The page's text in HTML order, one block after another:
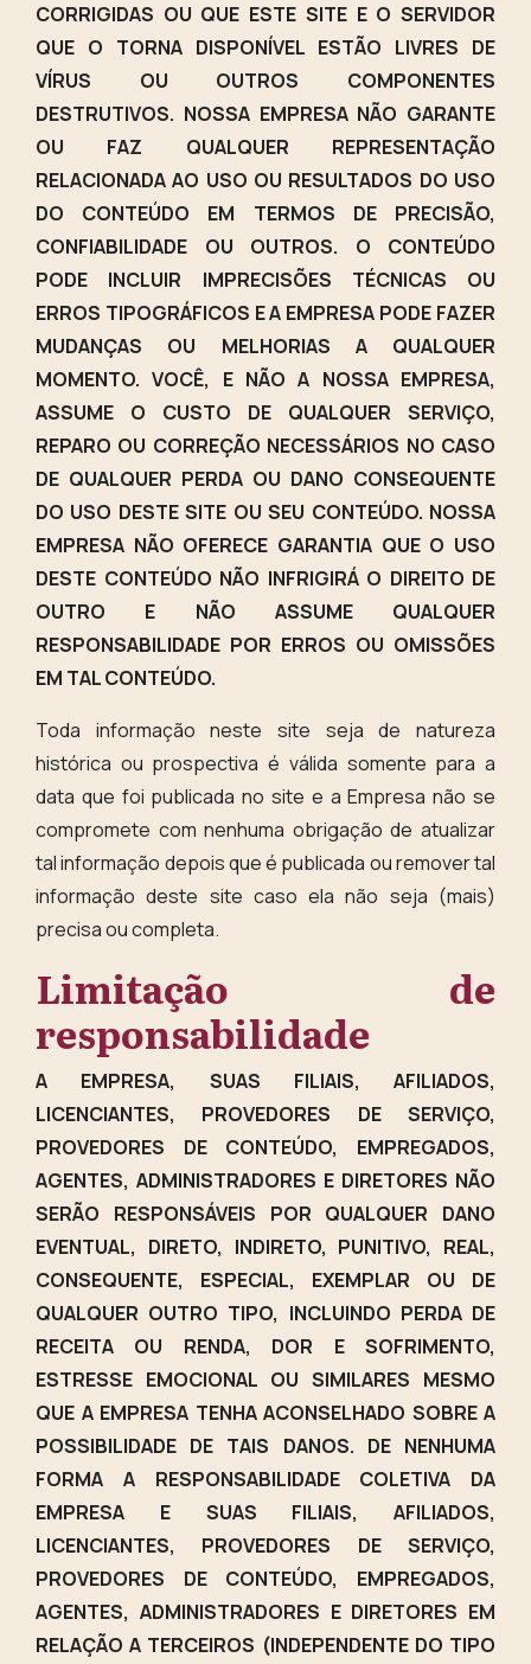
CORRIGIDAS OU QUE ESTE SITE E O SERVIDOR
QUE O TORNA DISPONÍVEL ESTÃO LIVRES DE
VÍRUS OU OUTROS COMPONENTES
DESTRUTIVOS. NOSSA EMPRESA NÃO GARANTE
OU FAZ QUALQUER REPRESENTAÇÃO
RELACIONADA AO USO OU RESULTADOS DO USO
DO CONTEÚDO EM TERMOS DE PRECISÃO,
CONFIABILIDADE OU OUTROS. O CONTEÚDO
PODE INCLUIR IMPRECISÕES TÉCNICAS OU
ERROS TIPOGRÁFICOS E A EMPRESA PODE FAZER
MUDANÇAS OU MELHORIAS A QUALQUER
MOMENTO. VOCÊ, E NÃO A NOSSA EMPRESA,
ASSUME O CUSTO DE QUALQUER SERVIÇO,
REPARO OU CORREÇÃO NECESSÁRIOS NO CASO
DE QUALQUER PERDA OU DANO CONSEQUENTE
DO USO DESTE SITE OU SEU CONTEÚDO. NOSSA
EMPRESA NÃO OFERECE GARANTIA QUE O USO
DESTE CONTEÚDO NÃO INFRIGIRÁ O DIREITO DE
OUTRO E NÃO ASSUME QUALQUER
RESPONSABILIDADE POR ERROS OU OMISSÕES
EM TAL CONTEÚDO.
Toda informação neste site seja de natureza
histórica ou prospectiva é válida somente para a
data que foi publicada no site e a Empresa não se
compromete com nenhuma obrigação de atualizar
tal informação depois que é publicada ou remover tal
informação deste site caso ela não seja (mais)
precisa ou completa.
Limitação de
responsabilidade
A EMPRESA, SUAS FILIAIS, AFILIADOS,
LICENCIANTES, PROVEDORES DE SERVIÇO,
PROVEDORES DE CONTEÚDO, EMPREGADOS,
AGENTES, ADMINISTRADORES E DIRETORES NÃO
SERÃO RESPONSÁVEIS POR QUALQUER DANO
EVENTUAL, DIRETO, INDIRETO, PUNITIVO, REAL,
CONSEQUENTE, ESPECIAL, EXEMPLAR OU DE
QUALQUER OUTRO TIPO, INCLUINDO PERDA DE
RECEITA OU RENDA, DOR E SOFRIMENTO,
ESTRESSE EMOCIONAL OU SIMILARES MESMO
QUE A EMPRESA TENHA ACONSELHADO SOBRE A
POSSIBILIDADE DE TAIS DANOS. DE NENHUMA
FORMA A RESPONSABILIDADE COLETIVA DA
EMPRESA E SUAS FILIAIS, AFILIADOS,
LICENCIANTES, PROVEDORES DE SERVIÇO,
PROVEDORES DE CONTEÚDO, EMPREGADOS,
AGENTES, ADMINISTRADORES E DIRETORES EM
RELAÇÃO A TERCEIROS (INDEPENDENTE DO TIPO